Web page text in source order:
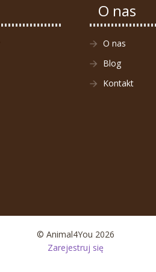
O nas
O nas
Blog
Kontakt
© Animal4You 2026
Zarejestruj się